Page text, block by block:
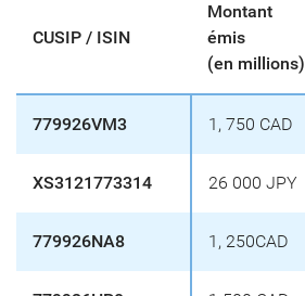
CUSIP / ISIN
Montant
émis
(en millions)
779926VM3 1, 750 CAD
XS3121773314 26 000 JPY
779926NA8 1, 250CAD